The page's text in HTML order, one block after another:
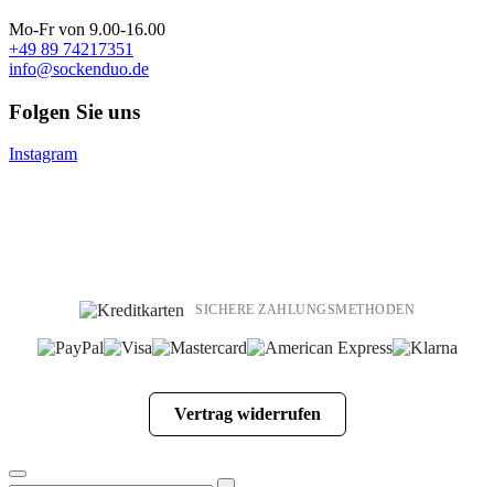
Mo-Fr von 9.00-16.00
+49 89 74217351
info@sockenduo.de
Folgen Sie uns
Instagram
SICHERE ZAHLUNGSMETHODEN
Vertrag widerrufen